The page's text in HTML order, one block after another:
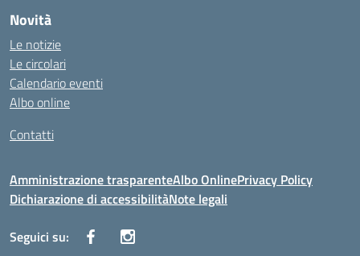
Novità
Le notizie
Le circolari
Calendario eventi
Albo online
Contatti
Amministrazione trasparenteAlbo OnlinePrivacy Policy
Dichiarazione di accessibilitàNote legali
Seguici su: